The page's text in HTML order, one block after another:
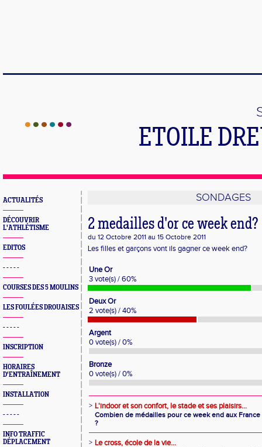
ETOILE
ACTUALITÉS
DÉCOUVRIR
L'ATHLÉTISME
EDITOS
- - - - -
COURSES DES 5 MOULINS
LES FOULÉES DROUAISES
- - - - -
INSCRIPTION
HORAIRES
D'ENTRAÎNEMENT
INSTALLATION
- - - - -
INFO TRAFFIC
DÉPLACEMENT
SONDAGES
2 medailles d'or ce week end?
du 12 Octobre 2011 au 15 Octobre 2011
Les filles et garçons vont ils gagner ce week end?
Une Or
3 vote(s) / 60%
Deux Or
2 vote(s) / 40%
Argent
0 vote(s) / 0%
Bronze
0 vote(s) / 0%
> L'indoor et son confort, le stade et ses plaisirs...
Combien de médailles pour ce week end aux
?
> Le cross, école de la vie...